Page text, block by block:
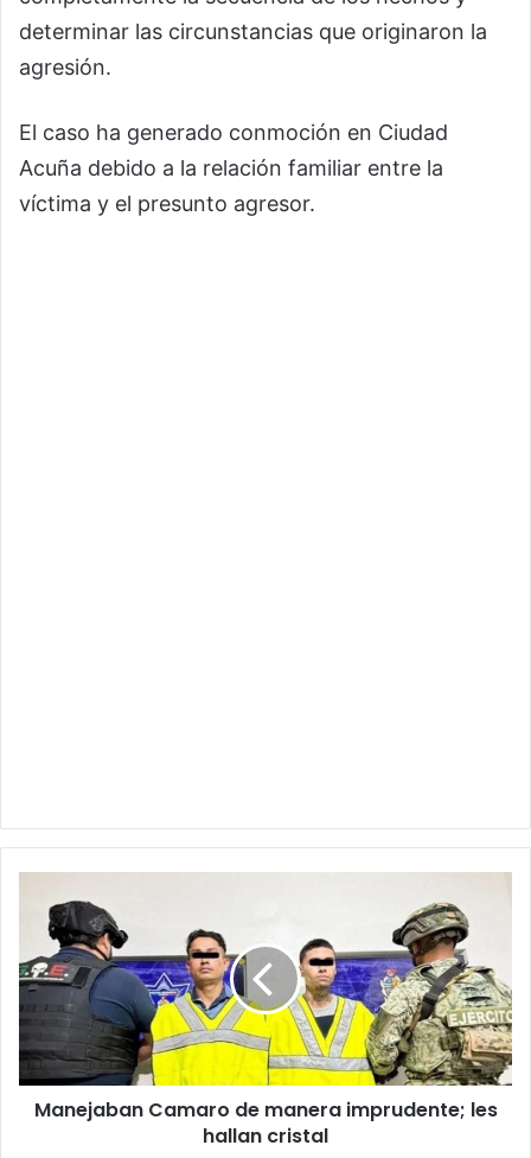
determinar las circunstancias que originaron la
agresión.
El caso ha generado conmoción en Ciudad
Acuña debido a la relación familiar entre la
víctima y el presunto agresor.
Camaro
manera
imprudente;
les
cristal
Manejaban Camaro de manera imprudente; les
hallan cristal